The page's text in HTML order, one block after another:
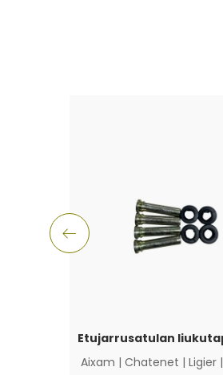
Aixam | Chatenet | Ligier|